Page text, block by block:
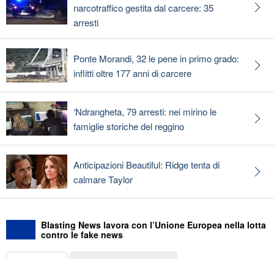
narcotraffico gestita dal carcere: 35
arresti
Ponte Morandi, 32 le pene in primo grado:
inflitti oltre 177 anni di carcere
‘Ndrangheta, 79 arresti: nei mirino le
famiglie storiche del reggino
Anticipazioni Beautiful: Ridge tenta di
calmare Taylor
Blasting News lavora con l’Unione Europea nella lotta
contro le fake news